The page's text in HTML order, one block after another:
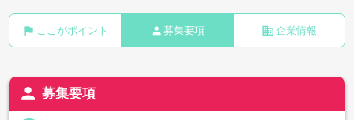
flag ここがポイント person 募集要項 business 企業情報
person 募集要項